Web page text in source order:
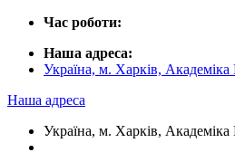
Час роботи:
Наша адреса:
Україна, м. Харків,
Наша адреса
Україна, м. Харків,